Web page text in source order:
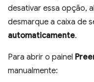
desativar essa opção,
desmarque a caixa de
automaticamente.
Para abrir o painel
manualmente: